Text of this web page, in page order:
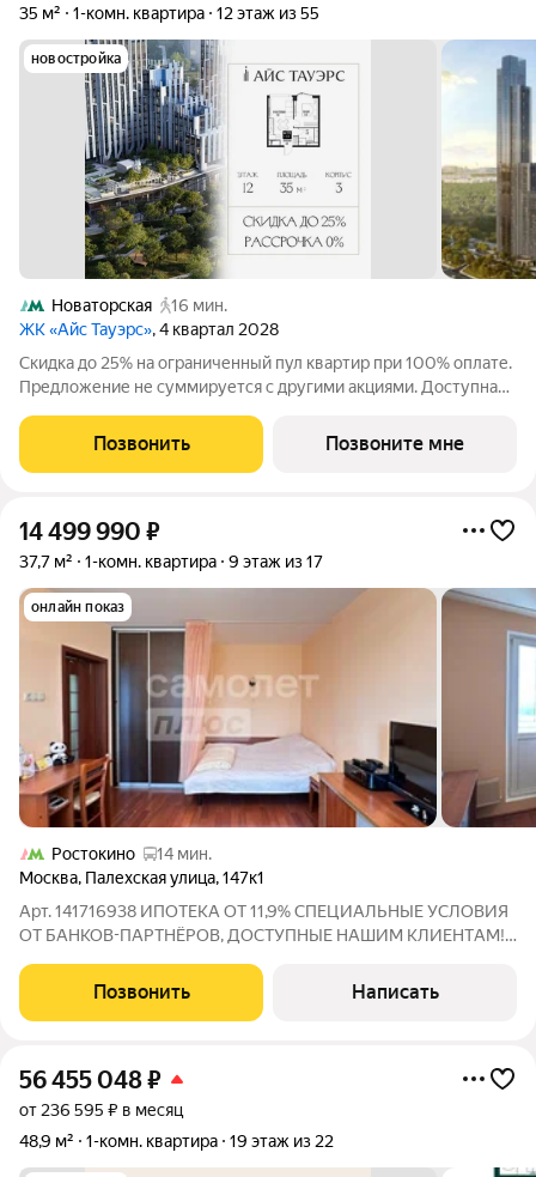
35 м²
1-комн. квартира 12 этаж из 55
новостройка
Новаторская
16 мин.
ЖК «Айс Тауэрс», 4 квартал 2028
Скидка до 25% на ограниченный пул квартир при 100% оплате.
Предложение не суммируется с другими акциями. Доступна
комнатная квартира 35.0 м на 12 этаже в премиальном ЖК
«Айс Тауэрс» (ЗАО Москвы,
Позвонить Позвоните мне
14 499 990 ₽
37,7 м² 1-комн. квартира 9 этаж из 17
онлайн показ
Ростокино
14 мин.
Москва, Палехская улица,147к1
Арт. 141716938 ИПOTЕKA OТ 11,9% СПЕЦИАЛЬHЫЕ УCЛОBИЯ
ОТ БАНKOВ-ПAPTHЁPОВ, ДОCTУПHЫE НAШИМ KЛИЕHTАM!
капитальный ремонт Основные характеристики: Площадь: 39 м
Ремонт: Евроремонт (выполнен качественно,
Позвонить Написать
56 455 048₽
от 236 595 ₽ в месяц
48,9 м²
1-комн. квартира 19 этаж из 22